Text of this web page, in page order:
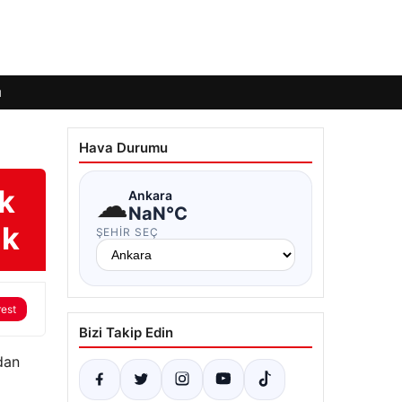
Hava Durumu
☁Ankara
NaN°C
ŞEHIR SEÇ
Bizi Takip Edin